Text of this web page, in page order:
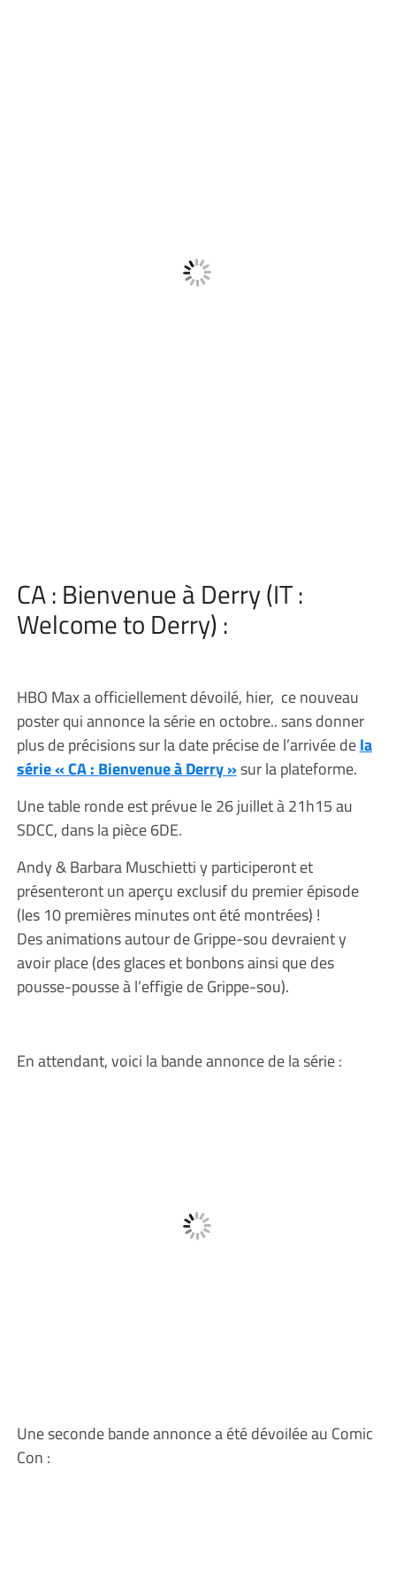
CA : Bienvenue à Derry (IT :
Welcome to Derry) :
HBO Max a officiellement dévoilé, hier, ce nouveau
poster qui annonce la série en octobre.. sans donner
plus de précisions sur la date précise de l’arrivée dela
série « CA : Bienvenue à Derry »sur la plateforme.
Une table ronde est prévue le 26 juillet à 21h15 au
SDCC, dans la pièce 6DE.
Andy & Barbara Muschietti y participeront et
présenteront un aperçu exclusif du premier épisode
(les 10 premières minutes ont été montrées) !
Des animations autour de Grippe-sou devraient y
avoir place (des glaces et bonbons ainsi que des
pousse-pousse à l’effigie de Grippe-sou).
En attendant, voici la bande annonce de la série :
Une seconde bande annonce a été dévoilée au Comic
Con :